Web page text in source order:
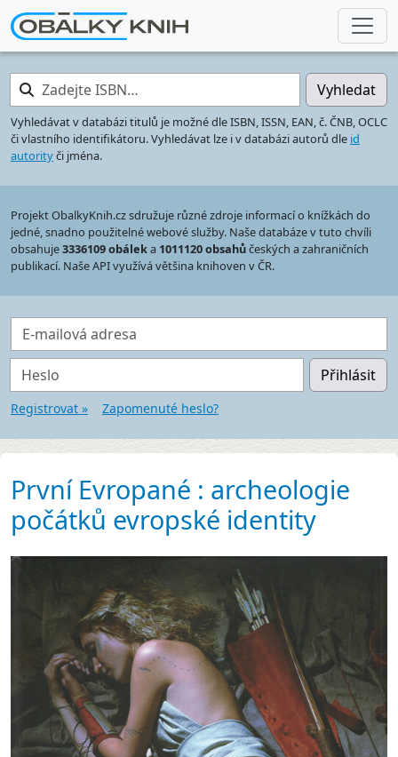
Zadejte ISBN… Vyhledat
Vyhledávat v databázi titulů je možné dle ISBN, ISSN, EAN, č. ČNB, OCLC
či vlastního identifikátoru. Vyhledávat lze i v databázi autorů dle id
autorityči jména.
Projekt ObalkyKnih.cz sdružuje různé zdroje informací o knížkách do
jedné, snadno použitelné webové služby. Naše databáze v tuto chvíli
obsahuje3336109 obáleka 1011120 obsahůčeských a zahraničních
publikací. Naše API využívá většina knihoven v ČR.
E-mailová adresa
Heslo Přihlásit
Registrovat » Zapomenuté heslo?
První Evropané : archeologie
počátků evropské identity